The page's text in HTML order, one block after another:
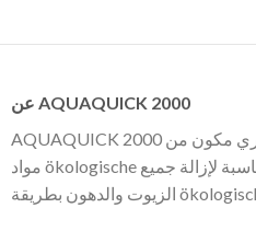
عن AQUAQUICK 2000
AQUAQUICK 2000 هي منتج تنظيف حيوي مائي ثوري مكون من
مواد ökologische ومستخلصات نباتية وهي مناسبة لإزالة جميع